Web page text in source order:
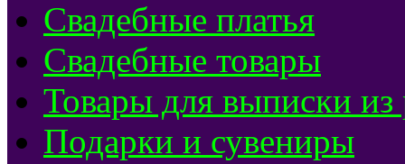
Свадебные платья
Свадебные товары
Товары для выписки из
Подарки и сувениры